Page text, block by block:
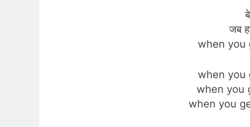
जब
when you
when you
when you
when you